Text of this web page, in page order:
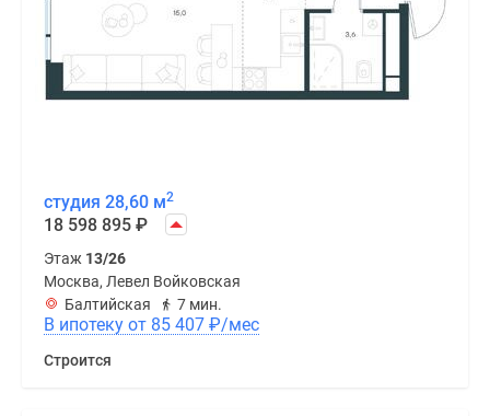
студия 28,60 м2
18 598 895 ₽
Этаж 13/26
Москва, Левел Войковская
Балтийская
7 мин.
В ипотеку от 85 407 ₽/мес
Строится